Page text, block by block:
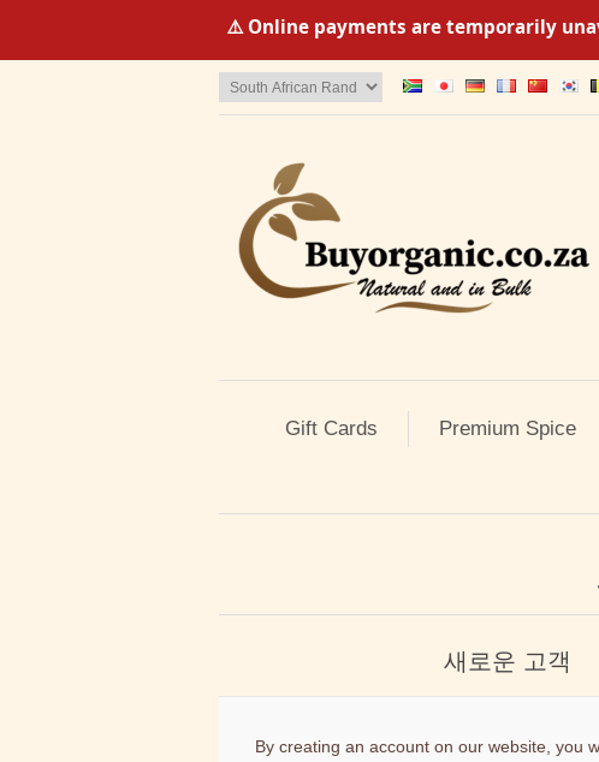
⚠️ Online payments are temporarily
Gift Cards Premium Spice
새로운 고객
By creating an account on our website, you